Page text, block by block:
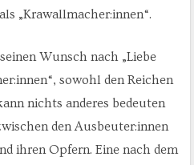
„Krawallmacher:innen“.
Wunsch nach „Liebe
sowohl den Reichen
nichts anderes bedeuten
den Ausbeuter:innen
ihren Opfern. Eine nach dem